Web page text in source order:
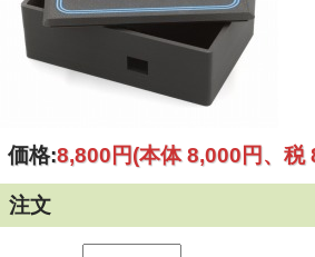
価格:8,800円(本体 8,000円、税
注文